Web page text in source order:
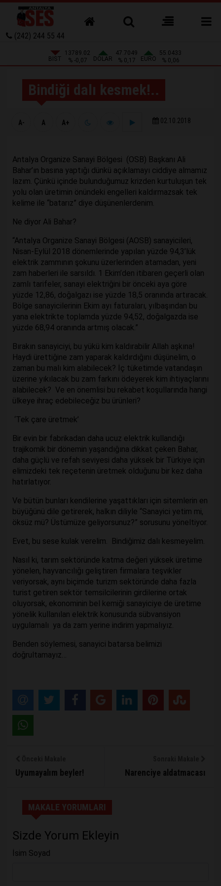
(242) 244 55 44
BIST
13789.02
% -0,07
DOLAR
47.7049
% 0,17
EURO
55.0433
% 0,06
Bindiği dalı kesmek!..
A- A A+ 02.10.2018
Antalya Organize Sanayi Bölgesi (OSB) Başkanı Ali
Bahar’ın basına yaptığı dünkü açıklamayı ciddiye almamız
lazım. Çünkü içinde bulunduğumuz krizden kurtuluşun tek
yolu olan üretimin önündeki engelleri kaldırmazsak tek
kelime ile “batarız” diye düşünenlerdenim.
Ne diyor Ali Bahar?
“Antalya Organize Sanayi Bölgesi (AOSB) sanayicileri,
Nisan-Eylül 2018 dönemlerinde yapılan yüzde 94,3’lük
elektrik zammının şokunu üzerlerinden atamadan, yeni
zam haberleri ile sarsıldı. 1 Ekim’den itibaren geçerli olan
zamlı tarifeler, sanayi elektriğini bir önceki aya göre
yüzde 12,86, doğalgazı ise yüzde 18,5 oranında artıracak.
Bölge sanayicilerinin Ekim ayı faturaları, yılbaşından bu
yana elektrikte toplamda yüzde 94,52, doğalgazda ise
yüzde 68,94 oranında artmış olacak.”
Bırakın sanayiciyi, bu yükü kim kaldırabilir Allah aşkına!
Haydi ürettiğine zam yaparak kaldırdığını düşünelim, o
zaman bu malı kim alabilecek? İç tüketimde vatandaşın
üzerine yıkılacak bu zam farkını ödeyerek kim ihtiyaçlarını
alabilecek? Ve en önemlisi bu rekabet koşullarında hangi
ülkeye ihraç edebileceğiz bu ürünleri?
‘Tek çare üretmek’
Bir evin bir fabrikadan daha ucuz elektrik kullandığı
trajikomik bir dönemin yaşandığına dikkat çeken Bahar,
daha güçlü ve refah seviyesi daha yüksek bir Türkiye için
elimizdeki tek reçetenin üretmek olduğunu bir kez daha
hatırlatıyor.
Ve bütün bunları kendilerine yaşattıkları için sitemlerin en
büyüğünü dile getirerek, halkın diliyle “Sanayici yetim mi,
öksüz mü? Üstümüze geliyorsunuz?” sorusunu yöneltiyor.
Evet, bu sese kulak verelim. Bindiğimiz dalı kesmeyelim.
Nasıl ki, tarım sektöründe katma değeri yüksek üretime
yönelen, hayvancılığı geliştiren firmalara teşvikler
veriyorsak, aynı biçimde turizm sektöründe daha fazla
turist getiren sektör temsilcilerinin girdilerine ortak
oluyorsak, ekonominin bel kemiği sanayiciye de üretime
yönelik kullanılan elektrik konusunda sübvansiyon
uygulamalı ya da zam yerine indirim yapmalıyız.
Benden söylemesi, sanayici batarsa belimizi
doğrultamayız…
Uyumayalım beyler! Narenciye aldatmacası
MAKALE YORUMLARI
Sizde Yorum Ekleyin
İsim Soyad